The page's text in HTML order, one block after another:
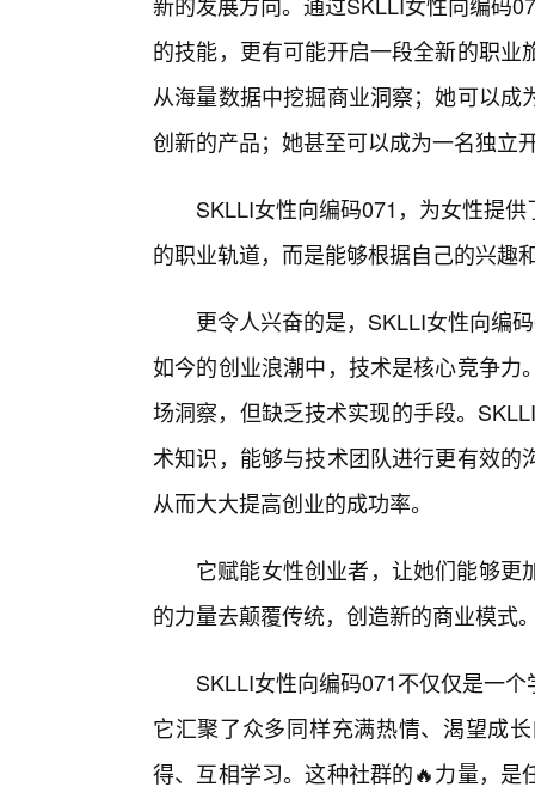
的技能，更有可能开启一段全新的职
从海量数据中挖掘商业洞察；她可以
创新的产品；她甚至可以成为一名独立
SKLLI女性向编码071，为女性提
的职业轨道，而是能够根据自己的兴趣
更令人兴奋的是，SKLLI女性向编
如今的创业浪潮中，技术是核心竞争
场洞察，但缺乏技术实现的手段。
术知识，能够与技术团队进行更有效
从而大大提高创业的成功率。
它赋能女性创业者，让她们能够
的力量去颠覆传统，创造新的商业模式
SKLLI女性向编码071不仅仅是一
它汇聚了众多同样充满热情、渴望成
得、互相学习。这种社群的🔥力量，